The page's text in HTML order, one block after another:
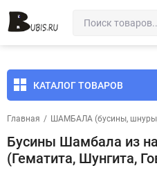
КАТАЛОГ ТОВАРОВ
Главная / ШАМБАЛА (бусины,
Бусины Шамбала из
(Гематита, Шунгита,